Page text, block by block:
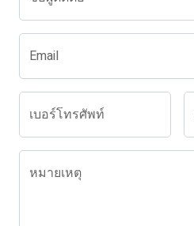
Email
เบอร์โทรศัพท์
หมายเหตุ